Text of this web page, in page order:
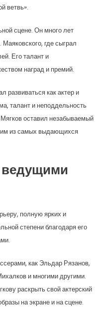
ветвь».
сцене. Он много лет
где сыграл
Его талант и
наград и премий.
развиваться как актер и
талант и неподдельность
оставил незабываемый
из самых выдающихся
ведущими
полную ярких и
степени благодаря его
как Эльдар Рязанов,
и многими другими.
раскрыть свой актерский
на экране и на сцене.